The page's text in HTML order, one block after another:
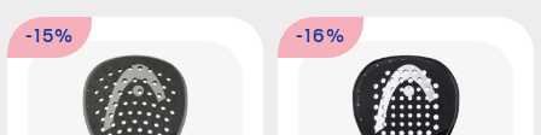
-15% -16%